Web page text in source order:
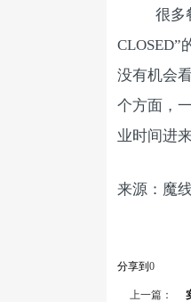
很多
没有机会
个方面，
业时间进
来源：魔
分享到 0
上一篇：